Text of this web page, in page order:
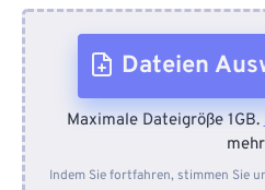
Dateien
Vom Gerät
Maximale Dateigröße 1GB.
mehr
Indem Sie fortfahren, stimmen Sie